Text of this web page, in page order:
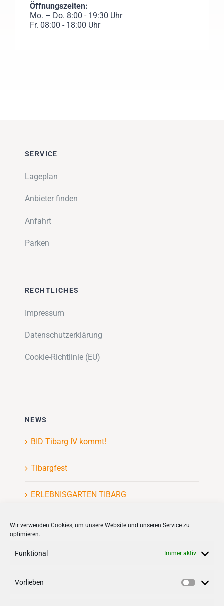
Wir verwenden Cookies, um unsere Website und unseren Service zu
optimieren.
Funktional Immer aktiv
Vorlieben
Öffnungszeiten:
Mo. – Do. 8:00 - 19:30 Uhr
Fr. 08:00 - 18:00 Uhr
SERVICE
Lageplan
Anbieter finden
Anfahrt
Parken
RECHTLICHES
Impressum
Datenschutzerklärung
Cookie-Richtlinie (EU)
NEWS
BID Tibarg IV kommt!
Tibargfest
ERLEBNISGARTEN TIBARG
Kinderflohmarkt